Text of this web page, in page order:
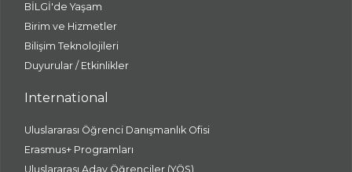
BİLGİ'de Yaşam
Birim ve Hizmetler
Bilişim Teknolojileri
Duyurular / Etkinlikler
International
Uluslararası Öğrenci Danışmanlık Ofisi
Erasmus+ Programları
Uluslararası Aday Öğrenciler (YÖS)